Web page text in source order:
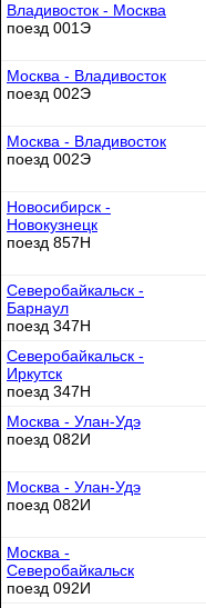
Владивосток - Москва
поезд 001Э
Москва - Владивосток
поезд 002Э
Москва - Владивосток
поезд 002Э
Новосибирск -
Новокузнецк
поезд 857Н
Северобайкальск -
Барнаул
поезд 347Н
Северобайкальск -
Иркутск
поезд 347Н
Москва - Улан-Удэ
поезд 082И
Москва - Улан-Удэ
поезд 082И
Москва -
Северобайкальск
поезд 092И